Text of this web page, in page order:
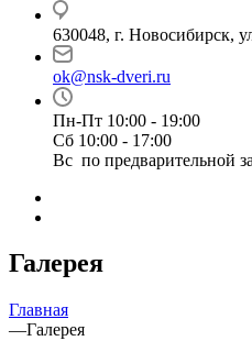
630048, г. Новосибирск,
ok@nsk-dveri.ru
Пн-Пт 10:00 - 19:00
Сб 10:00 - 17:00
Вс по предварительной
Галерея
Главная
—Галерея